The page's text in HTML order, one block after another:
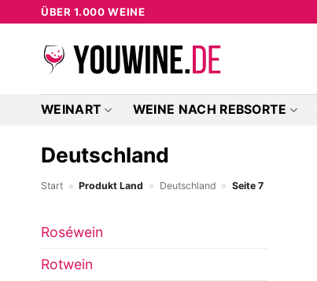
springen
ÜBER 1.000 WEINE
WEINART WEINE NACH REBSORTE
Deutschland
Start » Produkt Land » Deutschland » Seite 7
Roséwein
Rotwein